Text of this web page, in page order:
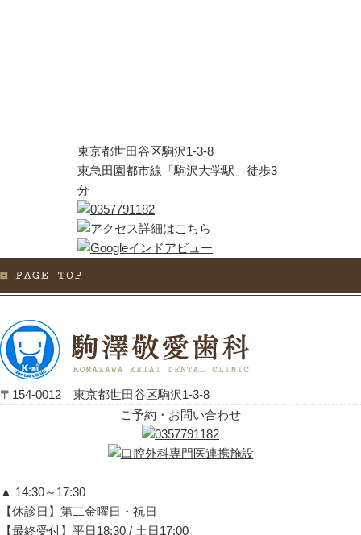
東京都世田谷区駒沢1-3-8
東急田園都市線「駒沢大学駅」徒歩3
分
〒154-0012 東京都世田谷区駒沢1-3-8
ご予約・お問い合わせ
▲ 14:30～17:30
【休診日】第二金曜日・祝日
【最終受付】平日18:30 / 土日17:00